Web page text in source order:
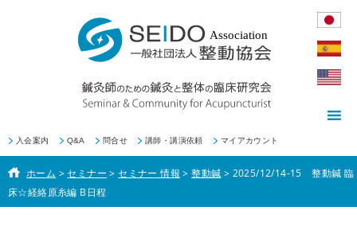
入会案内 Q&A 問合せ 講師・講演依頼 マイアカウント
ホーム >セミナー >セミナー 情報 >整動鍼 > 2025/12/14-15 整動鍼 臨
床☆経絡原糸編 B日程